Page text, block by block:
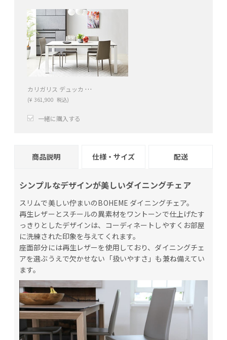
カリガリス デュッカ 伸長式ダイニングテーブル (セラミック) ／ Calligaris Duca extendable Dining table[CS4089-R 130] P5C
(¥ 361,900 税込)
一緒に購入する
商品説明 仕様・サイズ 配送
シンプルなデザインが美しいダイニングチェア
スリムで美しい佇まいのBOHEME ダイニングチェア。
再生レザーとスチールの異素材をワントーンで仕上げたす
っきりとしたデザインは、コーディネートしやすくお部屋
に洗練された印象を与えてくれます。
座面部分には再生レザーを使用しており、ダイニングチェ
アを選ぶうえで欠かせない「扱いやすさ」も兼ね備えてい
ます。